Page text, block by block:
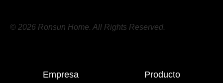
© 2026 Ronsun Home. All Rights Reserved.
Empresa Producto